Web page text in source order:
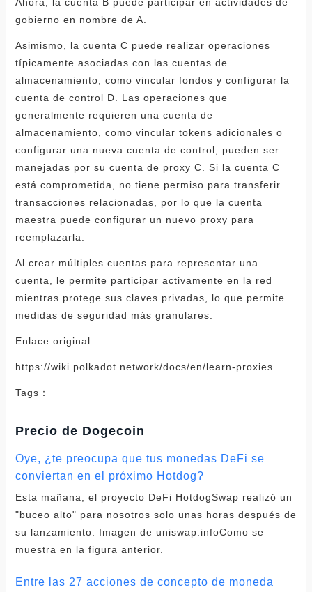
gobierno en nombre de A.
Asimismo, la cuenta C puede realizar operaciones
típicamente asociadas con las cuentas de
almacenamiento, como vincular fondos y configurar la
cuenta de control D. Las operaciones que
generalmente requieren una cuenta de
almacenamiento, como vincular tokens adicionales o
configurar una nueva cuenta de control, pueden ser
manejadas por su cuenta de proxy C. Si la cuenta C
está comprometida, no tiene permiso para transferir
transacciones relacionadas, por lo que la cuenta
maestra puede configurar un nuevo proxy para
reemplazarla.
Al crear múltiples cuentas para representar una
cuenta, le permite participar activamente en la red
mientras protege sus claves privadas, lo que permite
medidas de seguridad más granulares.
Enlace original:
https://wiki.polkadot.network/docs/en/learn-proxies
Tags：
Precio de Dogecoin
Oye, ¿te preocupa que tus monedas DeFi se
conviertan en el próximo Hotdog?
Esta mañana, el proyecto DeFi HotdogSwap realizó un
"buceo alto" para nosotros solo unas horas después de
su lanzamiento. Imagen de uniswap.infoComo se
muestra en la figura anterior.
Entre las 27 acciones de concepto de moneda